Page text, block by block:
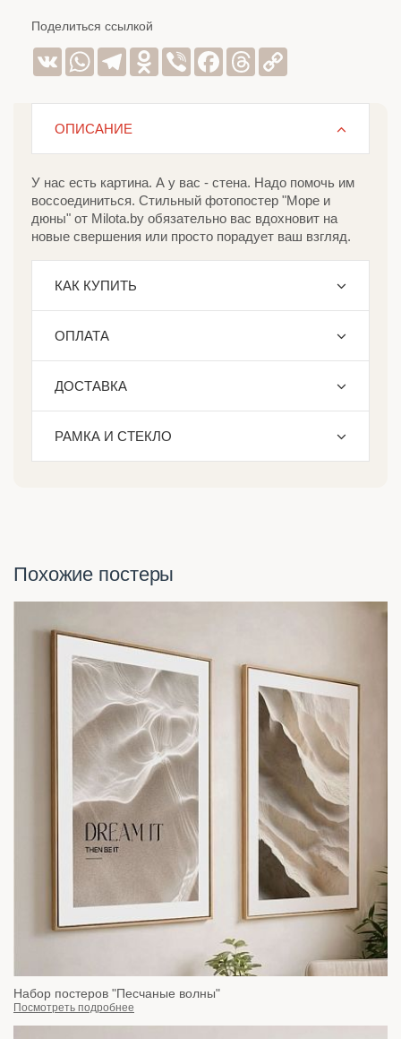
Поделиться ссылкой
VK WhatsAppTelegramOdnoklassniki
Viber Facebook
Threads
ОПИСАНИЕ
У нас есть картина. А у вас - стена. Надо помочь им
воссоединиться. Стильный фотопостер "Море и
дюны" от Milota.by обязательно вас вдохновит на
новые свершения или просто порадует ваш взгляд.
КАК КУПИТЬ
ОПЛАТА
ДОСТАВКА
РАМКА И СТЕКЛО
Похожие постеры
Набор постеров "Песчаные волны"
Посмотреть подробнее